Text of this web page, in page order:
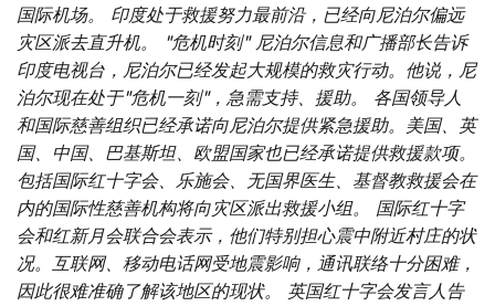
国际机场。 印度处于救援努力最前沿，已经向尼泊尔偏远
灾区派去直升机。 "危机时刻" 尼泊尔信息和广播部长告诉
印度电视台，尼泊尔已经发起大规模的救灾行动。他说，尼
泊尔现在处于"危机一刻"，急需支持、援助。 各国领导人
和国际慈善组织已经承诺向尼泊尔提供紧急援助。美国、英
国、中国、巴基斯坦、欧盟国家也已经承诺提供救援款项。
包括国际红十字会、乐施会、无国界医生、基督教救援会在
内的国际性慈善机构将向灾区派出救援小组。 国际红十字
会和红新月会联合会表示，他们特别担心震中附近村庄的状
况。互联网、移动电话网受地震影响，通讯联络十分困难，
因此很难准确了解该地区的现状。 英国红十字会发言人告